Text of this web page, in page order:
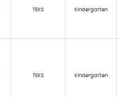
TEKS Kindergarten
TEKS Kindergarten